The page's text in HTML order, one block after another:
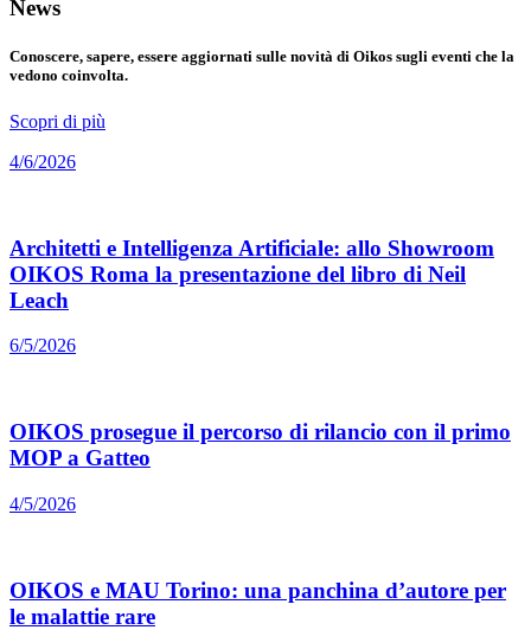
News
Conoscere, sapere, essere aggiornati sulle novità di Oikos sugli eventi che la
vedono coinvolta.
Scopri di più
4/6/2026
Architetti e Intelligenza Artificiale: allo Showroom
OIKOS Roma la presentazione del libro di Neil
Leach
6/5/2026
OIKOS prosegue il percorso di rilancio con il primo
MOP a Gatteo
4/5/2026
OIKOS e MAU Torino: una panchina d’autore per
le malattie rare